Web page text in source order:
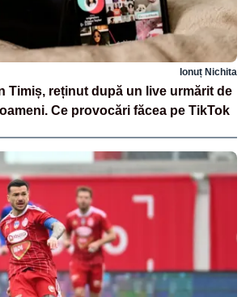
Ionuț Nichita
Timiș, reținut după un live urmărit de
Ce provocări făcea pe TikTok